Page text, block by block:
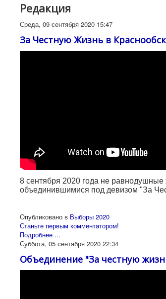
Редакция
Среда, 09 сентября 2020 15:47
За Честную Жизнь в
8 сентября 2020 года не
объединившимися под девизом "За
Опубликовано в Выборы 2020
Станьте первым комментатором!
Подробнее ...
Суббота, 05 сентября 2020 22:34
Объединение "За честную